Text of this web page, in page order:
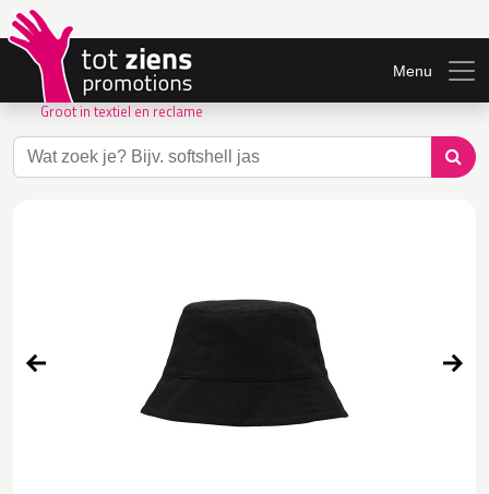
Groot in textiel en reclame
Menu